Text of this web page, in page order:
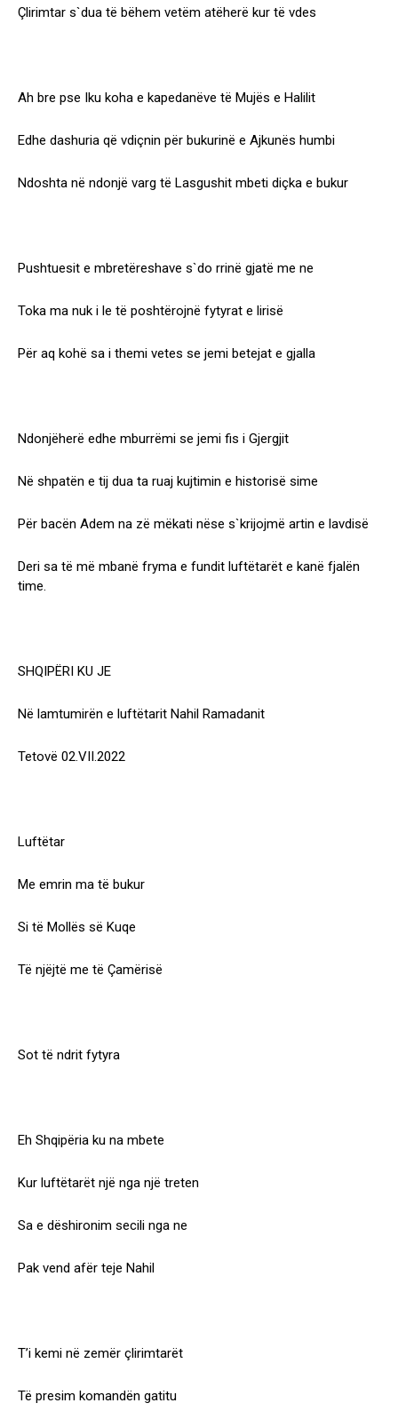
Çlirimtar s`dua të bëhem vetëm atëherë kur të vdes
Ah bre pse Iku koha e kapedanëve të Mujës e Halilit
Edhe dashuria që vdiçnin për bukurinë e Ajkunës humbi
Ndoshta në ndonjë varg të Lasgushit mbeti diçka e bukur
Pushtuesit e mbretëreshave s`do rrinë gjatë me ne
Toka ma nuk i le të poshtërojnë fytyrat e lirisë
Për aq kohë sa i themi vetes se jemi betejat e gjalla
Ndonjëherë edhe mburrëmi se jemi fis i Gjergjit
Në shpatën e tij dua ta ruaj kujtimin e historisë sime
Për bacën Adem na zë mëkati nëse s`krijojmë artin e lavdisë
Deri sa të më mbanë fryma e fundit luftëtarët e kanë fjalën
time.
SHQIPËRI KU JE
Në lamtumirën e luftëtarit Nahil Ramadanit
Tetovë 02.VII.2022
Luftëtar
Me emrin ma të bukur
Si të Mollës së Kuqe
Të njëjtë me të Çamërisë
Sot të ndrit fytyra
Eh Shqipëria ku na mbete
Kur luftëtarët një nga një treten
Sa e dëshironim secili nga ne
Pak vend afër teje Nahil
T’i kemi në zemër çlirimtarët
Të presim komandën gatitu